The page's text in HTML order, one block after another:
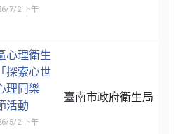
7/2 下午
心理衛生
探索心世
理同樂
活動
5/2 下午
臺南市政府衛生局